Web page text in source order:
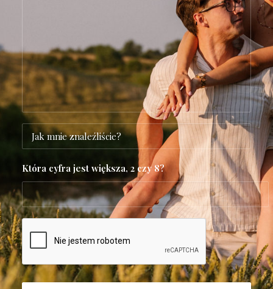
Która cyfra jest większa, 2 czy 8?